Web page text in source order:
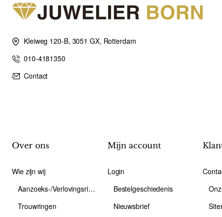
Kleiweg 120-B, 3051 GX, Rotterdam
010-4181350
Contact
Over ons
Wie zijn wij
Aanzoeks-/Verlovingsring
Trouwringen
Mijn account
Login
Bestelgeschiedenis
Nieuwsbrief